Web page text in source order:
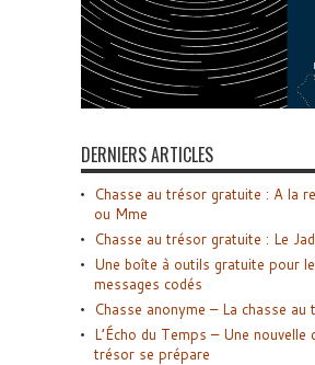
DERNIERS ARTICLES
Chasse au trésor gratuite : A la
ou Mme
Chasse au trésor gratuite : Le
Une boîte à outils gratuite pour
messages codés
Chasse anonyme – La chasse au
L’Écho du Temps – Une nouvelle
trésor se prépare